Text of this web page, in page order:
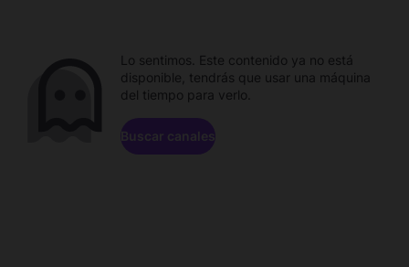
Lo sentimos. Este contenido ya no está
disponible, tendrás que usar una máquina
del tiempo para verlo.
Buscar canales